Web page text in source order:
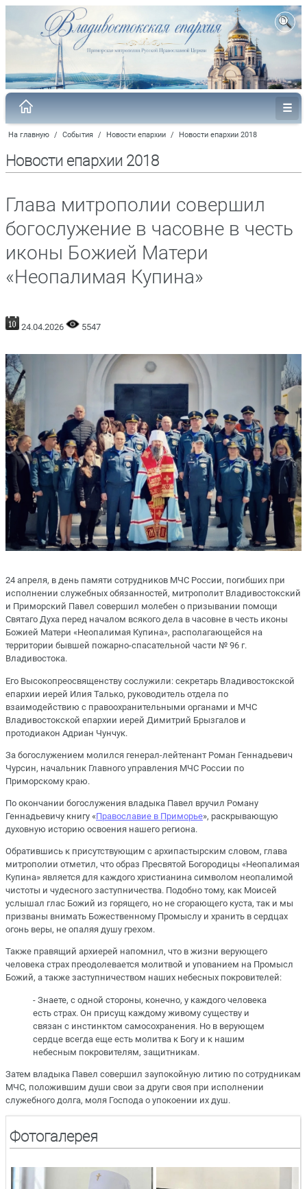
На главную / События / Новости епархии / Новости епархии 2018
Новости епархии 2018
Глава митрополии совершил
богослужение в часовне в честь
иконы Божией Матери
«Неопалимая Купина»
24.04.2026 5547
24 апреля, в день памяти сотрудников МЧС России, погибших при
исполнении служебных обязанностей, митрополит Владивостокский
и Приморский Павел совершил молебен о призывании помощи
Святаго Духа перед началом всякого дела в часовне в честь иконы
Божией Матери «Неопалимая Купина», располагающейся на
территории бывшей пожарно-спасательной части № 96 г.
Владивостока.
Его Высокопреосвященству сослужили: секретарь Владивостокской
епархии иерей Илия Талько, руководитель отдела по
взаимодействию с правоохранительными органами и МЧС
Владивостокской епархии иерей Димитрий Брызгалов и
протодиакон Адриан Чунчук.
За богослужением молился генерал-лейтенант Роман Геннадьевич
Чурсин, начальник Главного управления МЧС России по
Приморскому краю.
По окончании богослужения владыка Павел вручил Роману
Геннадьевичу книгу «Православие в Приморье», раскрывающую
духовную историю освоения нашего региона.
Обратившись к присутствующим с архипастырским словом, глава
митрополии отметил, что образ Пресвятой Богородицы «Неопалимая
Купина» является для каждого христианина символом неопалимой
чистоты и чудесного заступничества. Подобно тому, как Моисей
услышал глас Божий из горящего, но не сгорающего куста, так и мы
призваны внимать Божественному Промыслу и хранить в сердцах
огонь веры, не опаляя душу грехом.
Также правящий архиерей напомнил, что в жизни верующего
человека страх преодолевается молитвой и упованием на Промысл
Божий, а также заступничеством наших небесных покровителей:
- Знаете, с одной стороны, конечно, у каждого человека
есть страх. Он присущ каждому живому существу и
связан с инстинктом самосохранения. Но в верующем
сердце всегда еще есть молитва к Богу и к нашим
небесным покровителям, защитникам.
Затем владыка Павел совершил заупокойную литию по сотрудникам
МЧС, положившим души свои за други своя при исполнении
служебного долга, моля Господа о упокоении их душ.
Фотогалерея